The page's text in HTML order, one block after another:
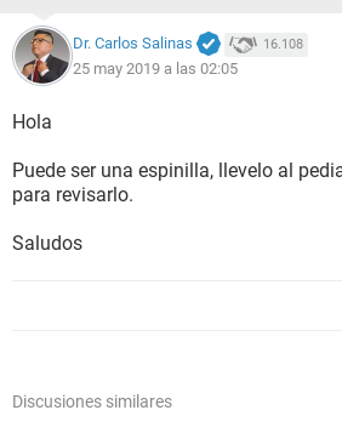
Dr. Carlos Salinas 16.108
25 may 2019 a las 02:05
Hola
Puede ser una espinilla, llevelo al
para revisarlo.
Saludos
Discusiones similares